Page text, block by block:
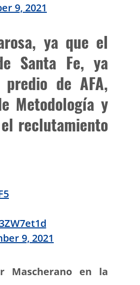
9, 2021
ya que el
Santa Fe, ya
de AFA,
Metodología y
reclutamiento
9, 2021
Mascherano en la